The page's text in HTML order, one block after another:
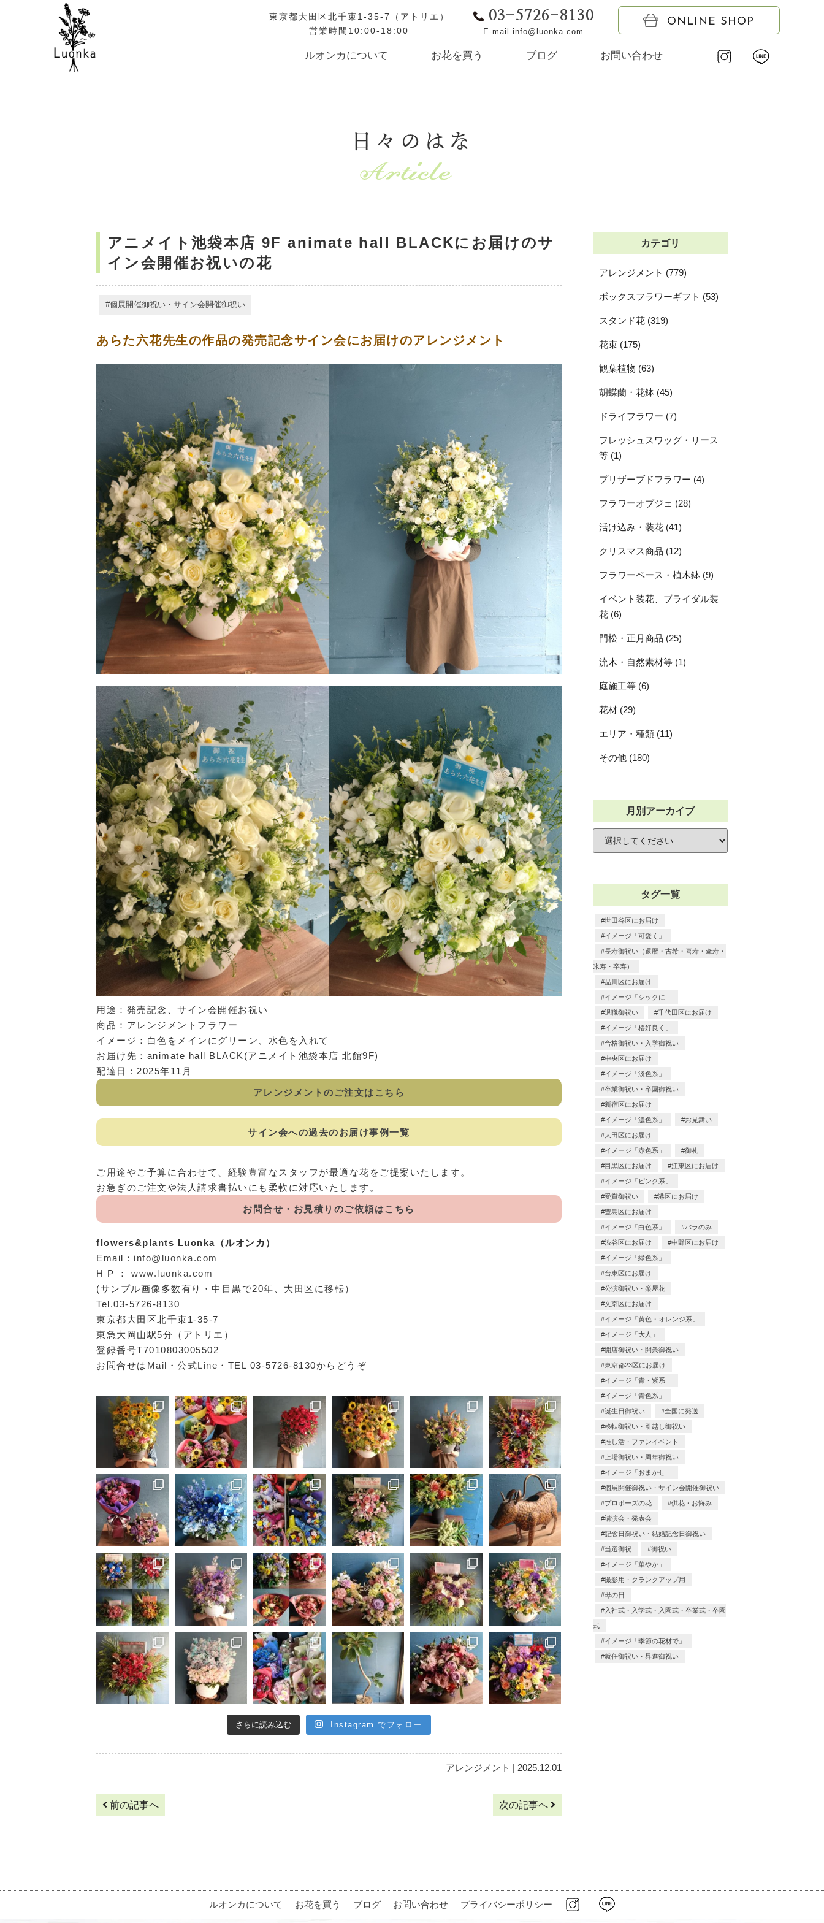
東京都大田区北千束1-35-7（アトリエ）
営業時間10:00-18:00
03-5726-8130
E-mail info@luonka.com
ONLINE SHOP
ルオンカについて お花を買う ブログ お問い合わせ
日々のはな
アニメイト池袋本店 9F animate hall BLACKにお届けのサ
イン会開催お祝いの花
個展開催御祝い・サイン会開催御祝い
あらた六花先生の作品の発売記念サイン会にお届けのアレンジメント
用途：発売記念、サイン会開催お祝い
商品：アレンジメントフラワー
イメージ：白色をメインにグリーン、水色を入れて
お届け先：animate hall BLACK(アニメイト池袋本店 北館9F)
配達日：2025年11月
アレンジメントのご注文はこちら
サイン会への過去のお届け事例一覧
ご用途やご予算に合わせて、経験豊富なスタッフが最適な花をご提案いたします。
お急ぎのご注文や法人請求書払いにも柔軟に対応いたします。
お問合せ・お見積りのご依頼はこちら
flowers&plants Luonka（ルオンカ）
Email： info@luonka.com
H P ： www.luonka.com
(サンプル画像多数有り・中目黒で20年、大田区に移転）
Tel.03-5726-8130
東京都大田区北千束1-35-7
東急大岡山駅5分（アトリエ）
登録番号T7010803005502
お問合せは Mail ・ 公式Line ・TEL 03-5726-8130からどうぞ
さらに読み込む Instagram でフォロー
アレンジメント | 2025.12.01
前の記事へ 次の記事へ
カテゴリ
アレンジメント (779)
ボックスフラワーギフト (53)
スタンド花 (319)
花束 (175)
観葉植物 (63)
胡蝶蘭・花鉢 (45)
ドライフラワー (7)
フレッシュスワッグ・リース
等 (1)
プリザーブドフラワー (4)
フラワーオブジェ (28)
活け込み・装花 (41)
クリスマス商品 (12)
フラワーベース・植木鉢 (9)
イベント装花、ブライダル装
花 (6)
門松・正月商品 (25)
流木・自然素材等 (1)
庭施工等 (6)
花材 (29)
エリア・種類 (11)
その他 (180)
月別アーカイブ
タグ一覧
世田谷区にお届け
イメージ「可愛く」
長寿御祝い（還暦・古希・喜寿・傘寿・
米寿・卒寿）
品川区にお届け
イメージ「シックに」
退職御祝い 千代田区にお届け
イメージ「格好良く」
合格御祝い・入学御祝い
中央区にお届け
イメージ「淡色系」
卒業御祝い・卒園御祝い
新宿区にお届け
イメージ「濃色系」 お見舞い
大田区にお届け
イメージ「赤色系」 御礼
目黒区にお届け 江東区にお届け
イメージ「ピンク系」
受賞御祝い 港区にお届け
豊島区にお届け
イメージ「白色系」 バラのみ
渋谷区にお届け 中野区にお届け
イメージ「緑色系」
台東区にお届け
公演御祝い・楽屋花
文京区にお届け
イメージ「黄色・オレンジ系」
イメージ「大人」
開店御祝い・開業御祝い
東京都23区にお届け
イメージ「青・紫系」
イメージ「青色系」
誕生日御祝い 全国に発送
移転御祝い・引越し御祝い
推し活・ファンイベント
上場御祝い・周年御祝い
イメージ「おまかせ」
個展開催御祝い・サイン会開催御祝い
プロポーズの花 供花・お悔み
講演会・発表会
記念日御祝い・結婚記念日御祝い
当選御祝 御祝い
イメージ「華やか」
撮影用・クランクアップ用
母の日
入社式・入学式・入園式・卒業式・卒園
式
イメージ「季節の花材で」
就任御祝い・昇進御祝い
ルオンカについて お花を買う ブログ お問い合わせ プライバシーポリシー